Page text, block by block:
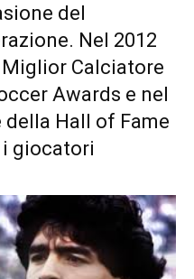
del
Nel 2012
Calciatore
Awards e nel
Hall of Fame
giocatori